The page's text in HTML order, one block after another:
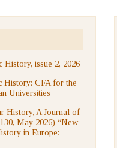
History, issue 2, 2026
History: CFA for the
Universities
History, A Journal of
May 2026) “New
in Europe: